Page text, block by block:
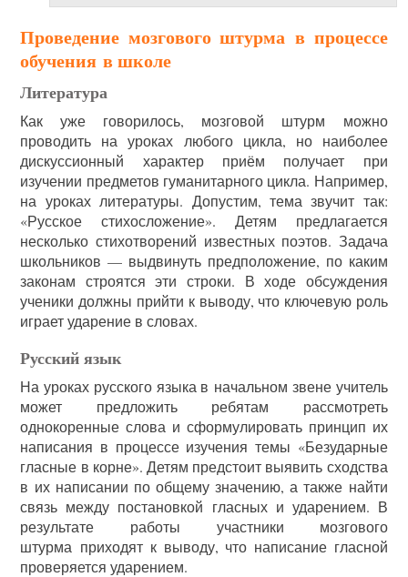
Проведение мозгового штурма в процессе
обучения в школе
Литература
Как уже говорилось, мозговой штурм можно
проводить на уроках любого цикла, но наиболее
дискуссионный характер приём получает при
изучении предметов гуманитарного цикла. Например,
на уроках литературы. Допустим, тема звучит так:
«Русское стихосложение». Детям предлагается
несколько стихотворений известных поэтов. Задача
школьников — выдвинуть предположение, по каким
законам строятся эти строки. В ходе обсуждения
ученики должны прийти к выводу, что ключевую роль
играет ударение в словах.
Русский язык
На уроках русского языка в начальном звене учитель
может предложить ребятам рассмотреть
однокоренные слова и сформулировать принцип их
написания в процессе изучения темы «Безударные
гласные в корне». Детям предстоит выявить сходства
в их написании по общему значению, а также найти
связь между постановкой гласных и ударением. В
результате работы участники мозгового
штурма приходят к выводу, что написание гласной
проверяется ударением.